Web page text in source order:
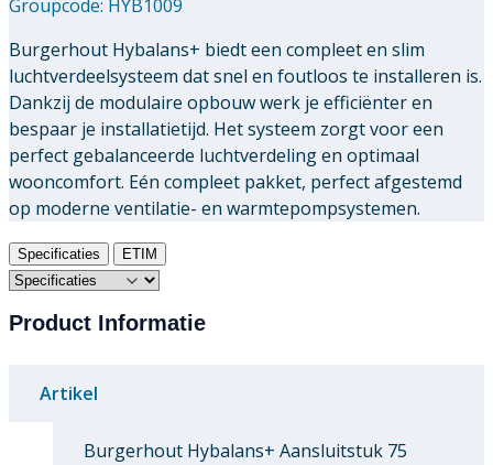
Groupcode: HYB1009
Burgerhout Hybalans+ biedt een compleet en slim
luchtverdeelsysteem dat snel en foutloos te installeren is.
Dankzij de modulaire opbouw werk je efficiënter en
bespaar je installatietijd. Het systeem zorgt voor een
perfect gebalanceerde luchtverdeling en optimaal
wooncomfort. Eén compleet pakket, perfect afgestemd
op moderne ventilatie- en warmtepompsystemen.
Specificaties ETIM
Product Informatie
Artikel
Burgerhout Hybalans+ Aansluitstuk 75